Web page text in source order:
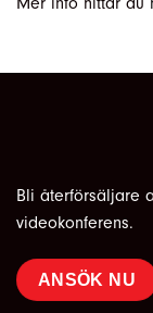
Bli återförsäljare
videokonferens.
ANSÖK NU